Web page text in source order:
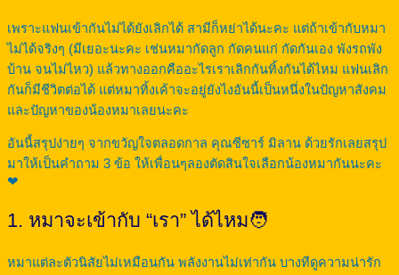
เพราะแฟนเข้ากันไม่ได้ยังเลิกได้ สามีก็หย่าได้นะคะ แต่ถ้าเข้ากับหมา
ไม่ได้จริงๆ (มีเยอะนะคะ เช่นหมากัดลูก กัดคนแก่ กัดกันเอง พังรถพัง
บ้าน จนไม่ไหว) แล้วทางออกคืออะไรเราเลิกกันทิ้งกันได้ไหม แฟนเลิก
กันก็มีชีวิตต่อได้ แต่หมาทิ้งเค้าจะอยู่ยังไงอันนี้เป็นหนึ่งในปัญหาสังคม
และปัญหาของน้องหมาเลยนะคะ
อันนี้สรุปง่ายๆ จากขวัญใจตลอดกาล คุณซีซาร์ มิลาน ด้วยรักเลยสรุป
มาให้เป็นคำถาม 3 ข้อ ให้เพื่อนๆลองตัดสินใจเลือกน้องหมากันนะคะ
❤
1. หมาจะเข้ากับ “เรา” ได้ไหม🧑
หมาแต่ละตัวนิสัยไม่เหมือนกัน พลังงานไม่เท่ากัน บางทีดูความน่ารัก